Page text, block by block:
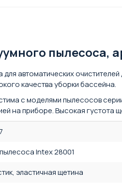
пылесоса,
автоматических
качества уборки бассейна.
с моделями пылесосов
на приборе. Высокая густота
Intex 28001
эластичная щетина